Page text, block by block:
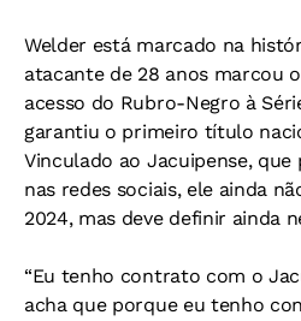
Welder está marcado na
atacante de 28 anos marcou
acesso do Rubro-Negro à
garantiu o primeiro título
Vinculado ao Jacuipense,
nas redes sociais, ele ainda
2024, mas deve definir ainda
“Eu tenho contrato com o
acha que porque eu tenho